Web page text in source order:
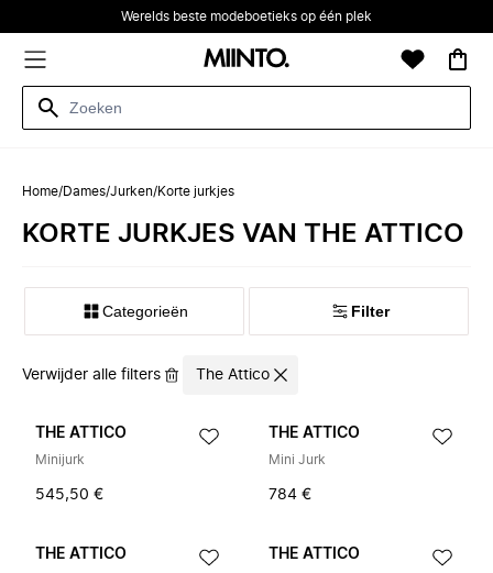
Werelds beste modeboetieks op één plek
Home/Dames/Jurken/Korte jurkjes
KORTE JURKJES VAN THE ATTICO
Categorieën Filter
Verwijder alle filters The Attico
THE ATTICO
Minijurk
545,50 €
THE ATTICO
Mini Jurk
784 €
THE ATTICO THE ATTICO